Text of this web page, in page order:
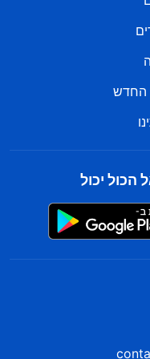
החדש
הכול יכול